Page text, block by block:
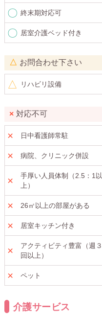
終末期対応可
居室介護ベッド付き
お問合わせ下さい
リハビリ設備
対応不可
日中看護師常駐
病院、クリニック併設
手厚い人員体制（2.5：1以
上）
26㎡以上の部屋がある
居室キッチン付き
アクティビティ豊富（週３
回以上）
ペット
介護サービス